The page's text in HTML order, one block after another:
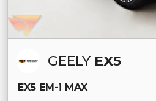
GEELY EX5
EX5 EM-i MAX